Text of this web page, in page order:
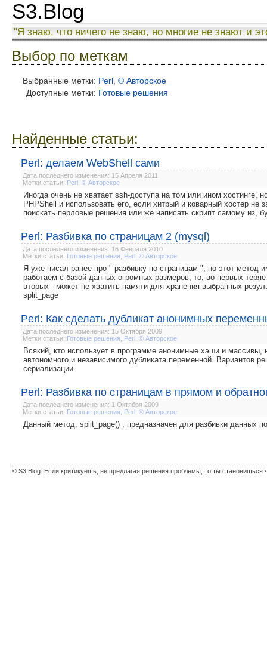
S3.Blog
"Я знаю, что ничего не знаю, но многие не знают и
Выбор по меткам
Выбранные метки: Perl © Авторское
Доступные метки: Готовые решения
Найденные статьи:
Perl: делаем WebShell сами
Дата последнего изменения: 15 Апреля 2011
Метки статьи: Perl © Авторское
Иногда очень не хватает ssh-доступа на том или ином хостинге,
PHPShell и использовать его, если хитрый и коварный хостер
поискать перловые решения или же написать скрипт самому из,
Perl: Разбивка по страницам 2 (mysql)
Дата последнего изменения: 16 Февраля 2010
Метки статьи: Готовые решения Perl © Авторское
Я уже писал ранее про " разбивку по страницам ", но этот метод
работаем с базой данных огромных размеров, то, во-первых
вторых - может не хватить памяти для хранения выбранных
split_page
Perl: Как сделать дубликат анонимных
Дата последнего изменения: 15 Октября 2009
Метки статьи: Готовые решения Perl © Авторское
Всякий, кто использует в программе анонимные хэши и массивы,
автономного и независимого дубликата переменной. Вариантов
сериализации.
Perl: Разбивка по страницам в прямом и
Дата последнего изменения: 1 Октября 2009
Метки статьи: Готовые решения Perl © Авторское
Данный метод, split_page() , предназначен для разбивки данных
© S3.Blog: Если критикуешь, не предлагая решения проблемы, то ты становишься